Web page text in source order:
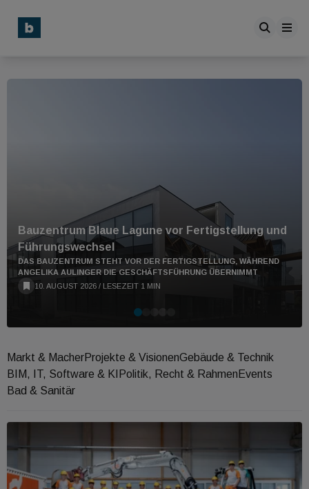
Bauzentrum Blaue Lagune vor Fertigstellung und
Führungswechsel
DAS BAUZENTRUM STEHT VOR DER FERTIGSTELLUNG, WÄHREND
ANGELIKA AULINGER DIE GESCHÄFTSFÜHRUNG ÜBERNIMMT
10. AUGUST 2026 / LESEZEIT 1 MIN
Markt & MacherProjekte & VisionenGebäude & Technik
BIM, IT, Software & KI Politik, Recht & Rahmen Events
Bad & Sanitär